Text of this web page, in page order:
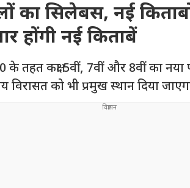
का सिलेबस, नई
होंगी नई किताबें
के तहत कक्षा 5वीं, 7वीं और 8वीं का
को भी प्रमुख स्थान दिया